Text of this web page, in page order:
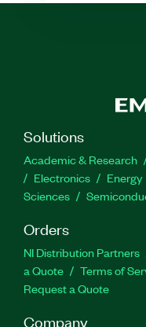
Solutions
Academic & Research
Electronics
Energy
Sciences
Orders
NI Distribution Partners
a Quote
Terms of
Request a Quote
Company